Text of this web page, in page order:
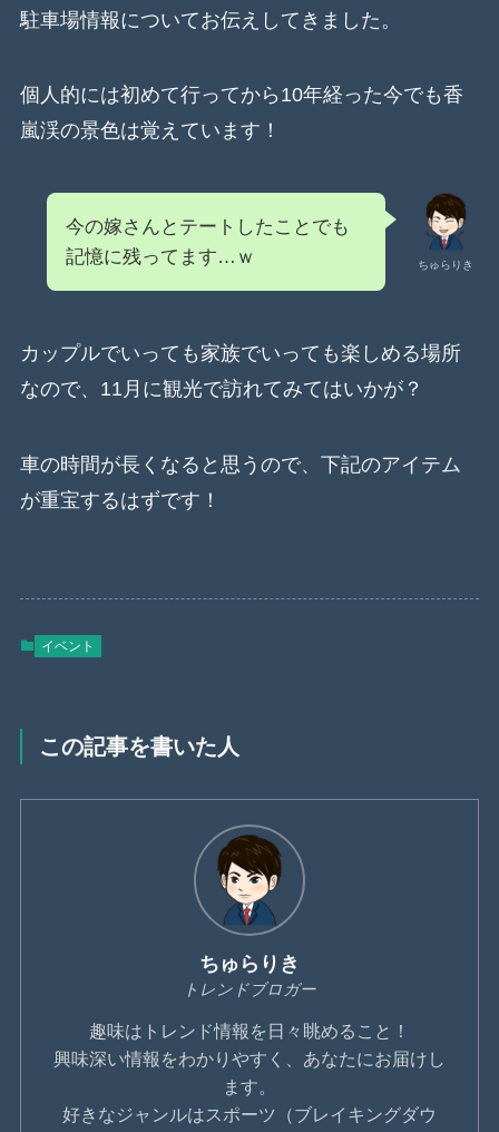
駐車場情報についてお伝えしてきました。
個人的には初めて行ってから10年経った今でも香
嵐渓の景色は覚えています！
ちゅらりき
今の嫁さんとテートしたことでも
記憶に残ってます…ｗ
カップルでいっても家族でいっても楽しめる場所
なので、11月に観光で訪れてみてはいかが？
車の時間が長くなると思うので、下記のアイテム
が重宝するはずです！
イベント
この記事を書いた人
ちゅらりき
トレンドブロガー
趣味はトレンド情報を日々眺めること！
興味深い情報をわかりやすく、あなたにお届けし
ます。
好きなジャンルはスポーツ（ブレイキングダウ